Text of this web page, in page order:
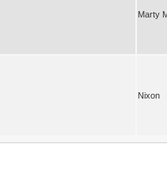
Marty
Nixon